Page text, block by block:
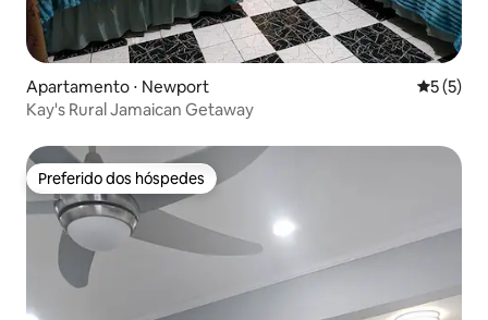
Apartamento ⋅ Newport 5 de
5 (5)
Kay's Rural Jamaican Getaway
Preferido dos hóspedes
Preferido dos hóspedes